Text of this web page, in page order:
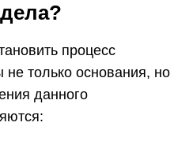
процесс
только основания, но
данного